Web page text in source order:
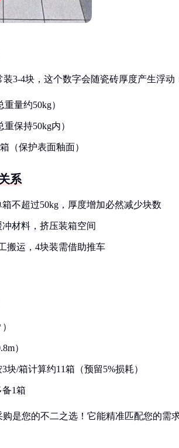
3-4块，这个数字会随瓷砖厚度产生浮动
量约50kg）
保持50kg内）
（保护表面釉面）
系
箱不超过50kg，厚度增加必然减少块数
材料，挤压装箱空间
搬运，4块装需借助推车
）
块/箱计算约11箱（预留5%损耗）
1箱
是您的不二之选！它能精准匹配您的需